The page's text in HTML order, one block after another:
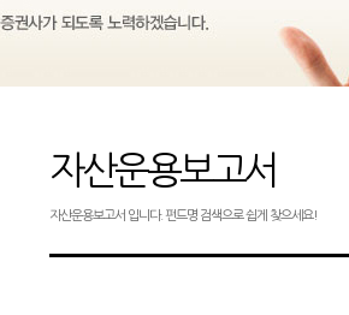
자산운용보고서
자산운용보고서 입니다. 펀드명 검색으로 쉽게 찾으세요!